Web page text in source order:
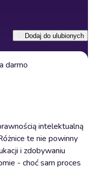
Dodaj do ulubionych
darmo
intelektualną
te nie powinny
i zdobywaniu
- choć sam proces